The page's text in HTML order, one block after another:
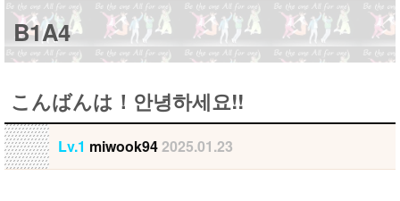
B1A4
こんばんは！안녕하세요!!
Lv.1 miwook942025.01.23